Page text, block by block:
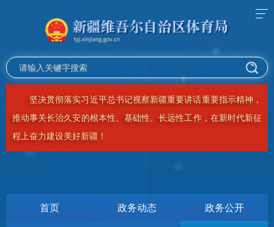
坚决贯彻落实习近平总书记视察新疆重要讲话重要指示精神，
推动事关长治久安的根本性、基础性、长远性工作，在新时代新征
程上奋力建设美好新疆！
首页 政务动态 政务公开